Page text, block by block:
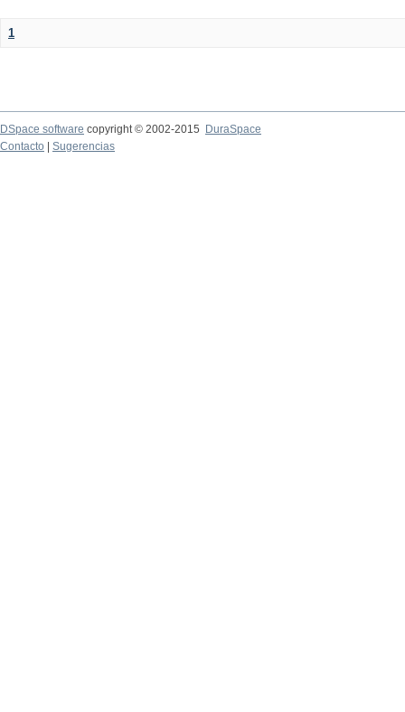
1
DSpace software copyright © 2002-2015
DuraSpace
Contacto
Sugerencias